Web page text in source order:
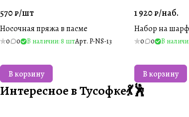
570 ₽/шт
Носочная пряжа в пасме
0 0 В наличии: 8 штАрт. P-NS-13
В корзину
1 920 ₽/наб.
Набор на
0 0 В
В корзину
Интересное в Тусофке💃🕺